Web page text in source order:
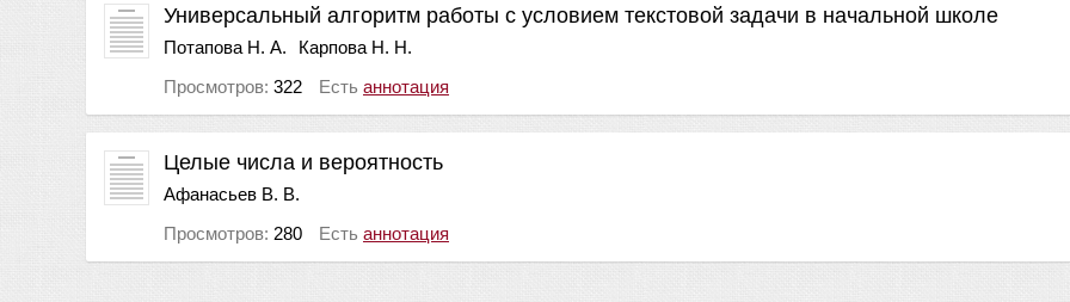
Универсальный алгоритм работы с условием текстовой задачи в начальной школе
Потапова Н. А.
Карпова Н. Н.
Просмотров: 322 Есть аннотация
Целые числа и вероятность
Афанасьев В. В.
Просмотров: 280 Есть аннотация